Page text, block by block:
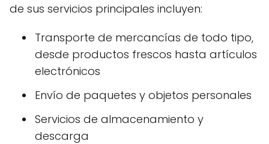
de sus servicios principales incluyen:
Transporte de mercancías de todo tipo,
desde productos frescos hasta artículos
electrónicos
Envío de paquetes y objetos personales
Servicios de almacenamiento y
descarga